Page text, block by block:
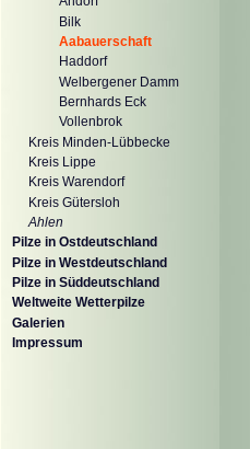
Bilk
Aabauerschaft
Haddorf
Welbergener Damm
Bernhards Eck
Vollenbrok
Kreis Minden-Lübbecke
Kreis Lippe
Kreis Warendorf
Kreis Gütersloh
Ahlen
Pilze in Ostdeutschland
Pilze in Westdeutschland
Pilze in Süddeutschland
Weltweite Wetterpilze
Galerien
Impressum